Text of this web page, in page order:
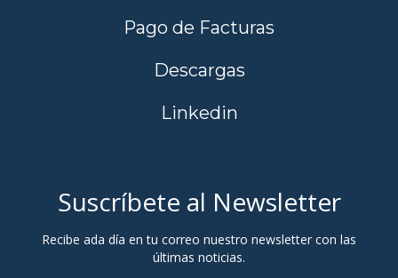
Pago de Facturas
Descargas
Linkedin
Suscríbete al Newsletter
Recibe ada día en tu correo nuestro newsletter con las
últimas noticias.